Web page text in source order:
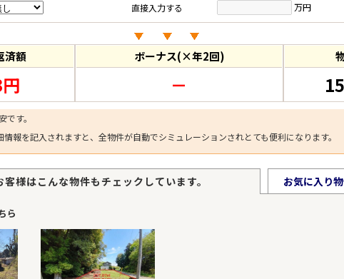
直接入力する 万円
済額 ボーナス(×年2回)
－
す。
情報を記入されますと、全物件が自動でシミュレーションされとても便利になります。
様はこんな物件もチェックしています。 お気に入り
ら